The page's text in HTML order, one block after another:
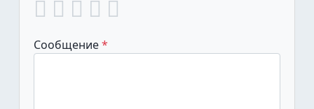
Сообщение